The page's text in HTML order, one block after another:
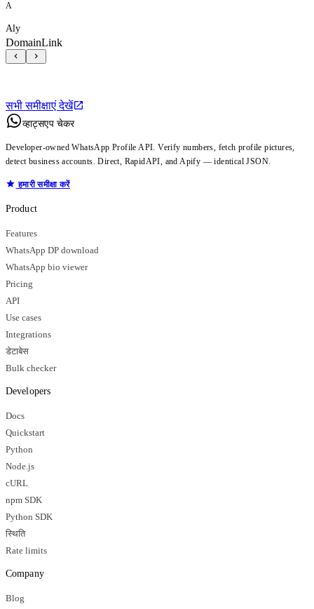
A
Aly
DomainLink
सभी समीक्षाएं देखें
व्हाट्सएप चेकर
Developer-owned WhatsApp Profile API. Verify numbers, fetch profile pictures,
detect business accounts. Direct, RapidAPI, and Apify — identical JSON.
हमारी समीक्षा करें
Product
Features
WhatsApp DP download
WhatsApp bio viewer
Pricing
API
Use cases
Integrations
डेटाबेस
Bulk checker
Developers
Docs
Quickstart
Python
Node.js
cURL
npm SDK
Python SDK
स्थिति
Rate limits
Company
Blog